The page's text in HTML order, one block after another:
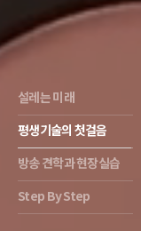
설레는 미래
평생기술의 첫걸음
방송 견학과 현장실습
Step By Step